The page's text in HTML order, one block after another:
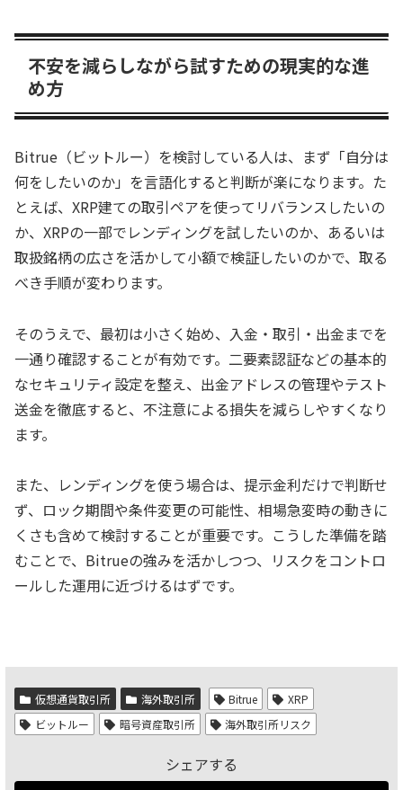
不安を減らしながら試すための現実的な進
め方
Bitrue（ビットルー）を検討している人は、まず「自分は
何をしたいのか」を言語化すると判断が楽になります。た
とえば、XRP建ての取引ペアを使ってリバランスしたいの
か、XRPの一部でレンディングを試したいのか、あるいは
取扱銘柄の広さを活かして小額で検証したいのかで、取る
べき手順が変わります。
そのうえで、最初は小さく始め、入金・取引・出金までを
一通り確認することが有効です。二要素認証などの基本的
なセキュリティ設定を整え、出金アドレスの管理やテスト
送金を徹底すると、不注意による損失を減らしやすくなり
ます。
また、レンディングを使う場合は、提示金利だけで判断せ
ず、ロック期間や条件変更の可能性、相場急変時の動きに
くさも含めて検討することが重要です。こうした準備を踏
むことで、Bitrueの強みを活かしつつ、リスクをコントロ
ールした運用に近づけるはずです。
仮想通貨取引所 海外取引所 Bitrue
XRP
ビットルー
暗号資産取引所 海外取引所リスク
シェアする